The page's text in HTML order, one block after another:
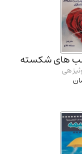
های شکسته
هی